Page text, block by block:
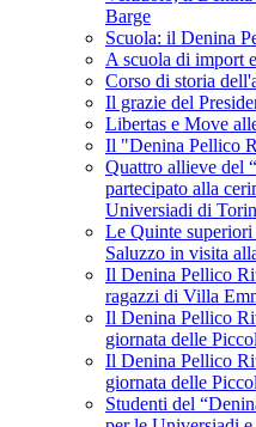
Barge
Scuola: il Denina
A scuola di import
Corso di storia
Il grazie del
Libertas e Move
Il "Denina Pellico
Quattro allieve del
partecipato alla
Universiadi di
Le Quinte
Saluzzo in visita
Il Denina Pellico
ragazzi di Villa
Il Denina Pellico
giornata delle
Il Denina Pellico
giornata delle
Studenti del